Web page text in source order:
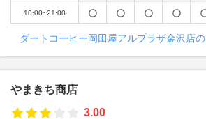
10:00~21:00
ダートコーヒー岡田屋アルプラザ金沢店
やまきち商店
3.00